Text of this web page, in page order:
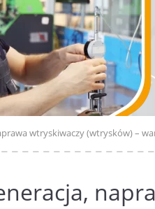
wtryskiwaczy (wtrysków) –